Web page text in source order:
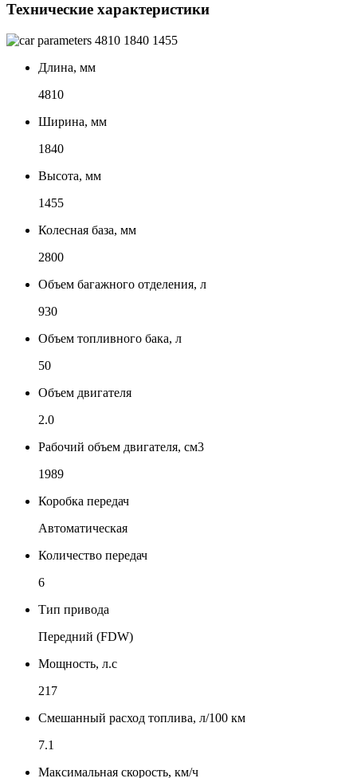
Технические характеристики
4810 1840 1455
Длина, мм
4810
Ширина, мм
1840
Высота, мм
1455
Колесная база, мм
2800
Объем багажного отделения, л
930
Объем топливного бака, л
50
Объем двигателя
2.0
Рабочий объем двигателя, см3
1989
Коробка передач
Автоматическая
Количество передач
6
Тип привода
Передний (FDW)
Мощность, л.с
217
Смешанный расход топлива, л/100 км
7.1
Максимальная скорость, км/ч